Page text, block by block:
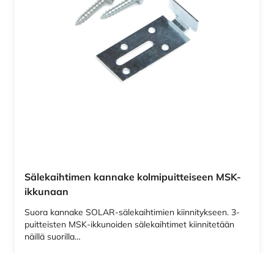
Sälekaihtimen kannake kolmipuitteiseen MSK-
ikkunaan
Suora kannake SOLAR-sälekaihtimien kiinnitykseen. 3-
puitteisten MSK-ikkunoiden sälekaihtimet kiinnitetään
näillä suorilla…